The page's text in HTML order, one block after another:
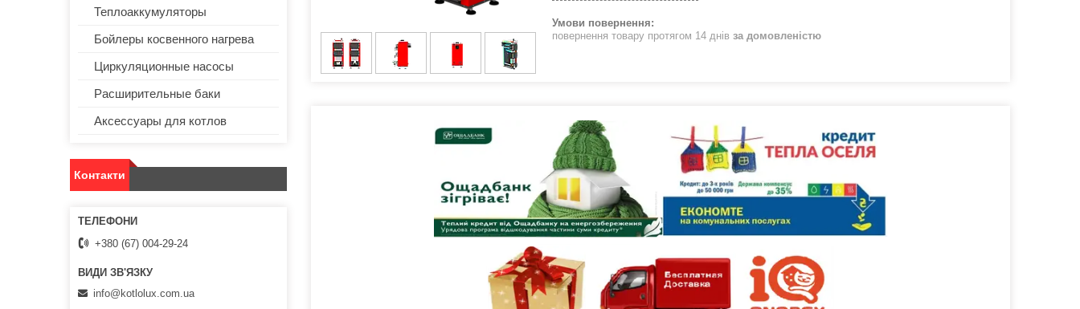
повернення товару протягом 14 днів за домовленістю
Теплоаккумуляторы
Бойлеры косвенного нагрева
Циркуляционные насосы
Расширительные баки
Аксессуары для котлов
Контакти
+380 (67) 004-29-24
info@kotlolux.com.ua